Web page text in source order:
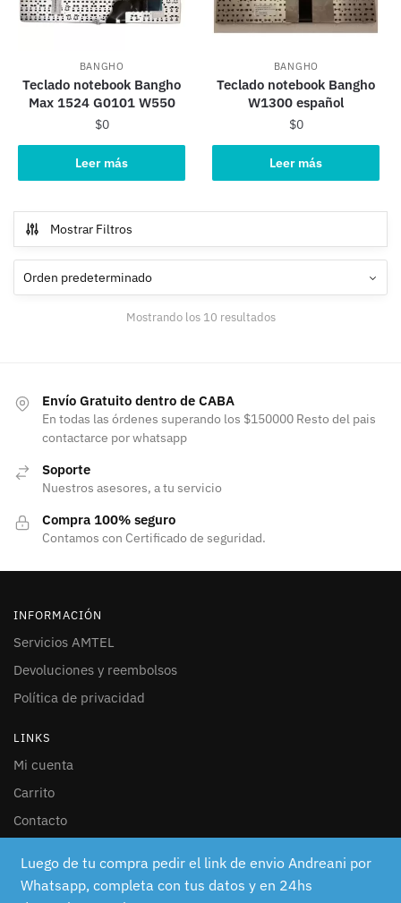
BANGHO
Teclado notebook Bangho
Max 1524 G0101 W550
$0
Leer más
BANGHO
Teclado notebook Bangho
W1300 español
$0
Leer más
Mostrar Filtros
Mostrando los 10 resultados
Envío Gratuito dentro de CABA
En todas las órdenes superando los $150000 Resto del pais
contactarce por whatsapp
Soporte
Nuestros asesores, a tu servicio
Compra 100% seguro
Contamos con Certificado de seguridad.
INFORMACIÓN
Servicios AMTEL
Devoluciones y reembolsos
Política de privacidad
LINKS
Mi cuenta
Carrito
Contacto
SEGUINOS
Facebook
Luego de tu compra pedir el link de envio Andreani por
Whatsapp, completa con tus datos y en 24hs